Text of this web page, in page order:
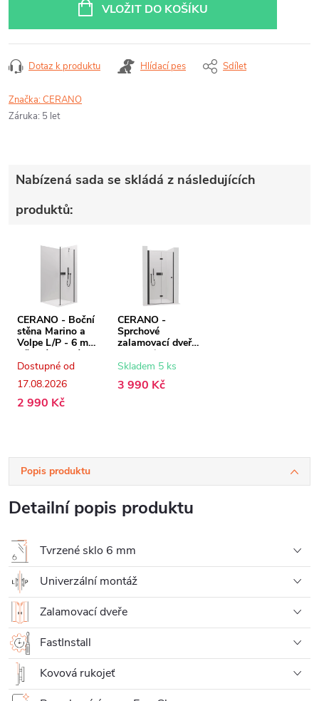
VLOŽIT DO KOŠÍKU
Dotaz k produktu Hlídací pes Sdílet
Značka:CERANO
Záruka: 5 let
Nabízená sada se skládá z následujících
produktů:
CERANO - Boční
stěna Marino a
Volpe L/P - 6 mm
- černá matná,
transparentní sklo
Dostupné od
17.08.2026
2 990 Kč
CERANO -
Sprchové
zalamovací dveře
Volpe L/P - 6 mm
- černá matná,
transparentní sklo
- 60x190 cm
Skladem 5 ks
3 990 Kč
Popis produktu
Detailní popis produktu
Tvrzené sklo 6 mm
Univerzální montáž
Zalamovací dveře
FastInstall
Kovová rukojeť